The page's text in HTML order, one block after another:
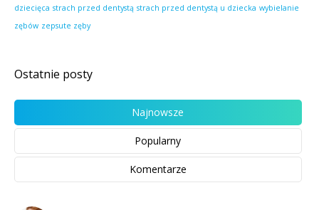
dziecięca strach przed dentystą strach przed dentystą u dziecka wybielanie
zębów zepsute zęby
Ostatnie posty
Najnowsze
Popularny
Komentarze